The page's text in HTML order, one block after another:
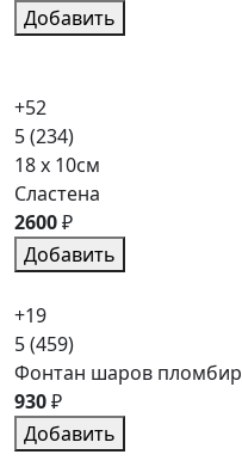
Добавить
+52
5(234)
18 x 10см
Сластена
2600₽
Добавить
+19
5(459)
Фонтан шаров пломбир
930₽
Добавить